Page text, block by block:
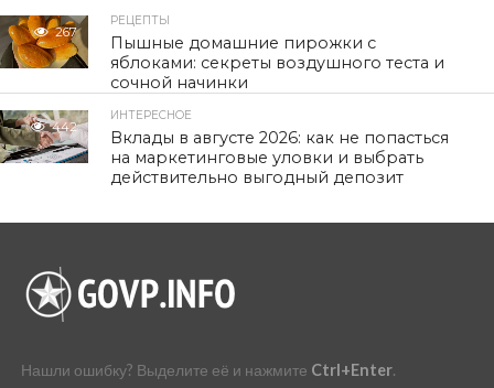
267
РЕЦЕПТЫ
Пышные домашние пирожки с
яблоками: секреты воздушного теста и
сочной начинки
442
ИНТЕРЕСНОЕ
Вклады в августе 2026: как не попасться
на маркетинговые уловки и выбрать
действительно выгодный депозит
Нашли ошибку? Выделите её и нажмите Ctrl+Enter.